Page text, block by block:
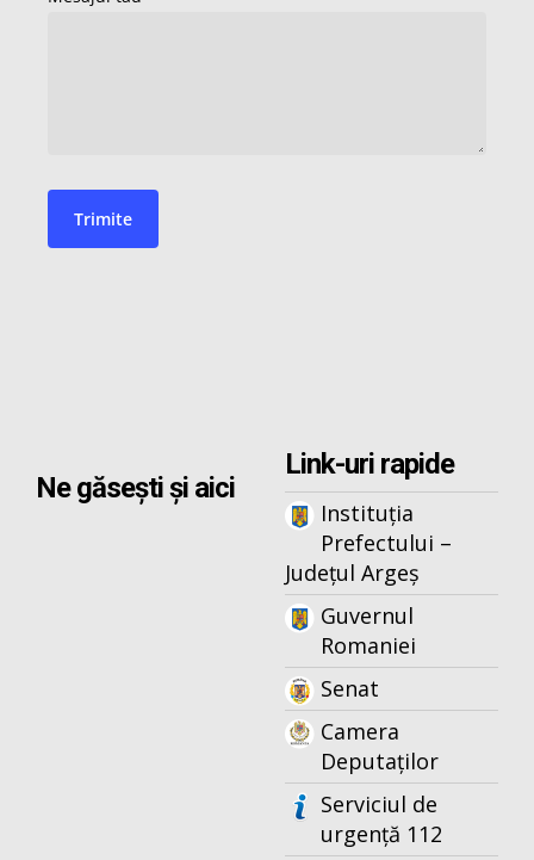
Ne găsești și aici
Link-uri rapide
Instituția
Prefectului –
Județul Argeș
Guvernul
Romaniei
Senat
Camera
Deputaților
Serviciul de
urgență 112